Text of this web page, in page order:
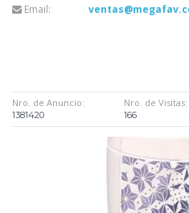
Email:
Nro. de Anuncio:
1381420
Nro. de Visitas:
166